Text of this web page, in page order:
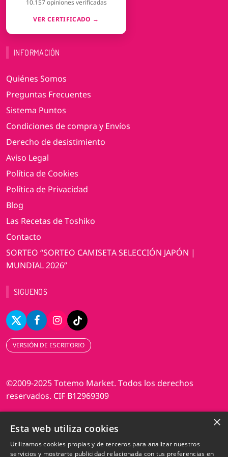
10.157 opiniones verificadas
VER CERTIFICADO →
INFORMACIÓN
Quiénes Somos
Preguntas Frecuentes
Sistema Puntos
Condiciones de compra y Envíos
Derecho de desistimiento
Aviso Legal
Política de Cookies
Política de Privacidad
Blog
Las Recetas de Toshiko
Contacto
SORTEO “SORTEO CAMISETA SELECCIÓN JAPÓN |
MUNDIAL 2026”
SIGUENOS
VERSIÓN DE ESCRITORIO
©2009-2025 Totemo Market. Todos los derechos
reservados. CIF B12969309
×
Esta web utiliza cookies
Utilizamos cookies propias y de terceros para analizar nuestros
servicios y mostrarte publicidad relacionada con tus preferencias en